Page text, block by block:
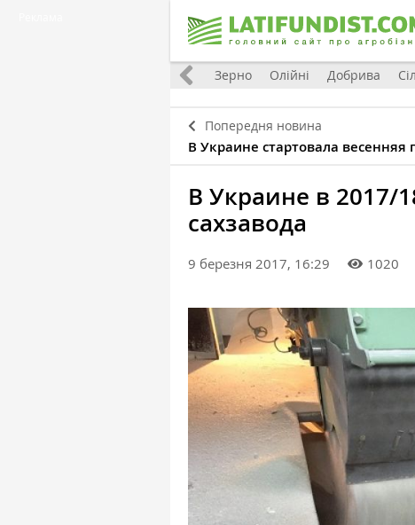
Світ Зерно Олійні Добрива
Попередня новина
В Украине стартовала весенняя
В Украине в 2017/
сахзавода
9 березня 2017, 16:29 1020